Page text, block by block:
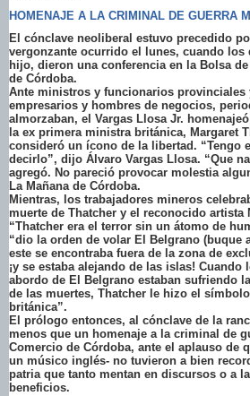
HOMENAJE A LA CRIMINAL DE GUERRA
El cónclave neoliberal estuvo precedido
vergonzante ocurrido el lunes, cuando los
hijo, dieron una conferencia en la Bolsa
de Córdoba.
Ante ministros y funcionarios provinciales
empresarios y hombres de negocios,
almorzaban, el Vargas Llosa Jr.
la ex primera ministra británica, Margaret
consideró un ícono de la libertad. “Tengo
decirlo”, dijo Álvaro Vargas Llosa. “Que
agregó. No pareció provocar molestia
La Mañana de Córdoba.
Mientras, los trabajadores mineros
muerte de Thatcher y el reconocido artista
“Thatcher era el terror sin un átomo de
“dio la orden de volar El Belgrano (buque
este se encontraba fuera de la zona de
¡y se estaba alejando de las islas!
abordo de El Belgrano estaban sufriendo
de las muertes, Thatcher le hizo el
británica”.
El prólogo entonces, al cónclave de la
menos que un homenaje a la criminal de
Comercio de Córdoba, ante el aplauso de
un músico inglés- no tuvieron a bien
patria que tanto mentan en discursos o a
beneficios.